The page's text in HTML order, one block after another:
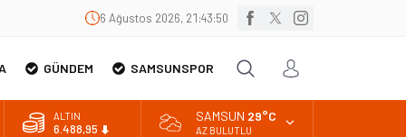
6 Ağustos 2026, 21:43:51
GÜNDEM SAMSUNSPOR
ALTIN
6.488,95
SAMSUN 29°C
AZ BULUTLU